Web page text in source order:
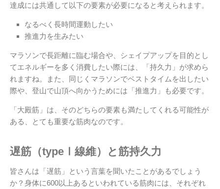
達成には共通して以下の要素が必要になると考えられます。
なるべく長時間運動したい
推進力を生みたい
マラソンで長距離に臨む場合や、シェイプアップを目的とし
てエネルギーを多く消費したい際には、「持久力」が求めら
れますね。また、同じくマラソンでベストタイムを出したい
際や、登山で山頂へ向かうためには「推進力」も必要です。
「大殿筋」は、そのどちらの要素も満たしてくれる可能性が
ある、とても重要な筋肉なのです。
遅筋（typeⅠ線維）と筋持久力
皆さんは「遅筋」という言葉を聞いたことがあるでしょう
か？身体に600以上あるといわれている筋肉には、それぞれ